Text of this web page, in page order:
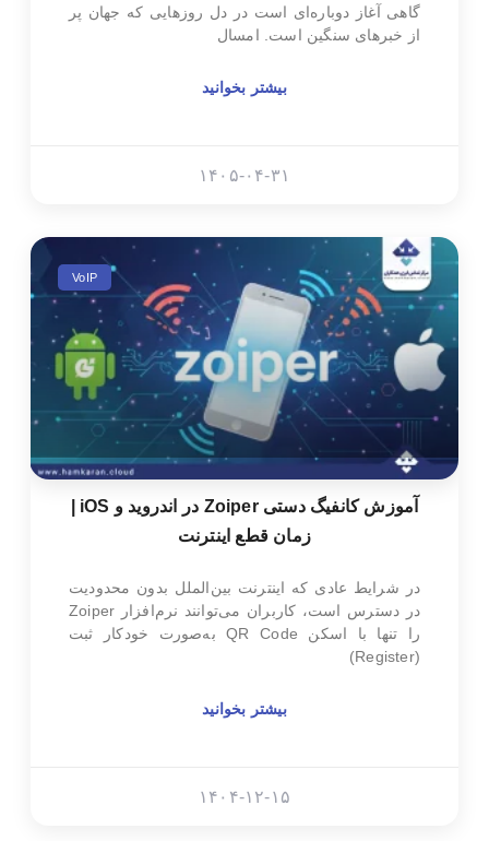
گاهی آغاز دوباره‌ای است در دل روزهایی که جهان پر
از خبرهای سنگین است. امسال
بیشتر بخوانید
۱۴۰۵-۰۴-۳۱
VoIP
زمان قطع اینترنت
در شرایط عادی که اینترنت بین‌الملل بدون محدودیت
در دسترس است، کاربران می‌توانند نرم‌افزار Zoiper
را تنها با اسکن QR Code به‌صورت خودکار ثبت
(Register)
بیشتر بخوانید
۱۴۰۴-۱۲-۱۵